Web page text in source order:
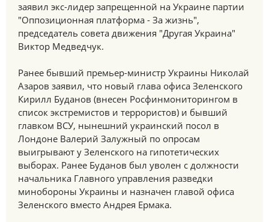
заявил экс-лидер запрещенной на Украине партии
"Оппозиционная платформа - За жизнь",
председатель совета движения "Другая Украина"
Виктор Медведчук.
Ранее бывший премьер-министр Украины Николай
Азаров заявил, что новый глава офиса Зеленского
Кирилл Буданов (внесен Росфинмониторингом в
список экстремистов и террористов) и бывший
главком ВСУ, нынешний украинский посол в
Лондоне Валерий Залужный по опросам
выигрывают у Зеленского на гипотетических
выборах. Ранее Буданов был уволен с должности
начальника Главного управления разведки
минобороны Украины и назначен главой офиса
Зеленского вместо Андрея Ермака.